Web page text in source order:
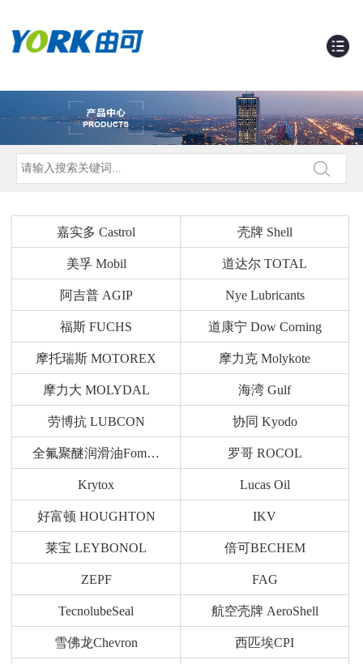
嘉实多 Castrol 壳牌 Shell
美孚 Mobil 道达尔 TOTAL
阿吉普 AGIP Nye Lubricants
福斯 FUCHS 道康宁 Dow Corning
摩托瑞斯 MOTOREX 摩力克 Molykote
摩力大 MOLYDAL 海湾 Gulf
劳博抗 LUBCON 协同 Kyodo
全氟聚醚润滑油Fomblin 罗哥 ROCOL
Krytox Lucas Oil
好富顿 HOUGHTON IKV
莱宝 LEYBONOL 倍可BECHEM
ZEPF FAG
TecnolubeSeal 航空壳牌 AeroShell
雪佛龙Chevron 西匹埃CPI